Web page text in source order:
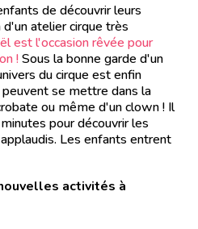
de découvrir leurs
atelier cirque très
est l'occasion rêvée pour
!Sous la bonne garde d'un
du cirque est enfin
se mettre dans la
ou même d'un clown ! Il
pour découvrir les
Les enfants entrent
activités à